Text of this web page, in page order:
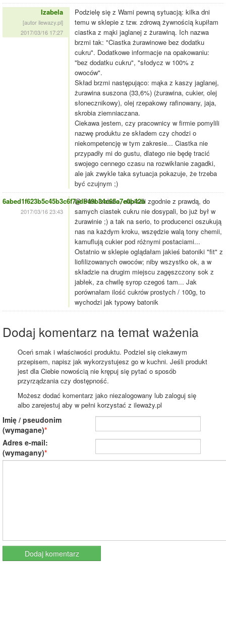
Izabela
[autor ilewazy.pl]
2017/03/16 17:27
Podzielę się z Wami pewną sytuacją: kilka dni
temu w sklepie z tzw. zdrową żywnością kupiłam
ciastka z mąki jaglanej z żurawiną. Ich nazwa
brzmi tak: "Ciastka żurawinowe bez dodatku
cukru". Dodatkowe informacje na opakowaniu:
"bez dodatku cukru", "słodycz w 100% z
owoców".
Skład brzmi następująco: mąka z kaszy jaglanej,
żurawina suszona (33,6%) (żurawina, cukier, olej
słonecznikowy), olej rzepakowy rafinowany, jaja,
skrobia ziemniaczana.
Ciekawa jestem, czy pracownicy w firmie pomylili
nazwę produktu ze składem czy chodzi o
niekompetencję w tym zakresie... Ciastka nie
przypadły mi do gustu, dlatego nie będę tracić
swojego cennego czasu na rozwikłanie zagadki,
ale jak zwykle taka sytuacja pokazuje, że trzeba
być czujnym ;)
6abed1f623b5c45b3c6f7adb49b34c65a7e0b42b
2017/03/16 23:43
@ Pani Izabelo, napisali zgodnie z prawdą, do
samych ciastek cukru nie dosypali, bo już był w
żurawinie ;) a tak na serio, to producenci oszukują
nas na każdym kroku, wszędzie walą tony chemii,
kamuflują cukier pod różnymi postaciami...
Ostatnio w sklepie oglądałam jakieś batoniki "fit" z
liofilizowanych owoców; niby wszystko ok, a w
składzie na drugim miejscu zagęszczony sok z
jabłek, za chwilę syrop czegoś tam... Jak
porównałam ilość cukrów prostych / 100g, to
wychodzi jak typowy batonik
Dodaj komentarz na temat ważenia
Oceń smak i właściwości produktu. Podziel się ciekawym
przepisem, napisz jak wykorzystujesz go w kuchni. Jeśli produkt
jest dla Ciebie nowością nie krępuj się pytać o sposób
przyrządzania czy dostępność.
Możesz dodać komentarz jako niezalogowany lub zaloguj się
albo zarejestuj aby w pełni korzystać z ileważy.pl
Imię / pseudonim
(wymagane)
Adres e-mail:
(wymagany)